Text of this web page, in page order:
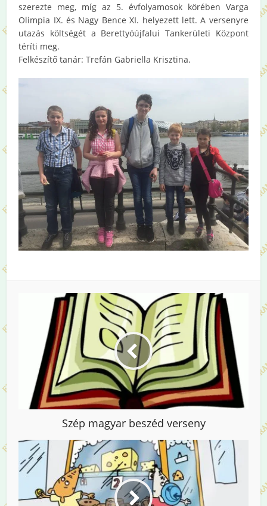
szerezte meg, míg az 5. évfolyamosok körében Varga
Olimpia IX. és Nagy Bence XI. helyezett lett. A versenyre
utazás költségét a Berettyóújfalui Tankerületi Központ
téríti meg.
Felkészítő tanár: Trefán Gabriella Krisztina.
Szép magyar beszéd verseny